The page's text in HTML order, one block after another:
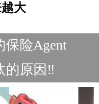
大
保险Agent
的原因‼